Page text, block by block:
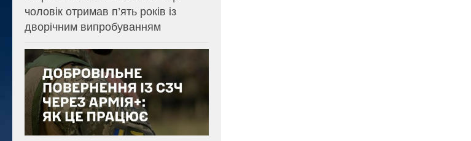
чоловік отримав п’ять років із
дворічним випробуванням